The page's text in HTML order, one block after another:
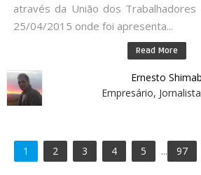
através da União dos
25/04/2015 onde foi apresenta...
Read More
Ernesto
Empresário,
1 2 3 4 5 ... 97